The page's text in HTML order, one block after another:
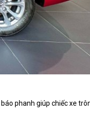
phanh giúp chiếc xe